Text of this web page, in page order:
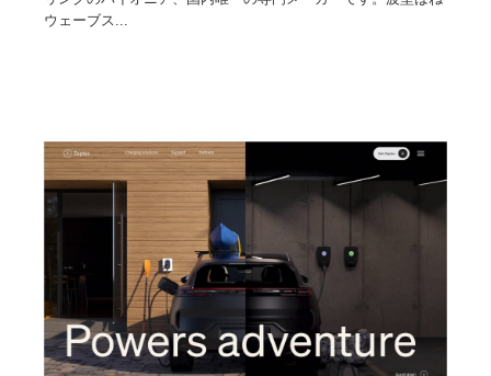
ウェーブス...